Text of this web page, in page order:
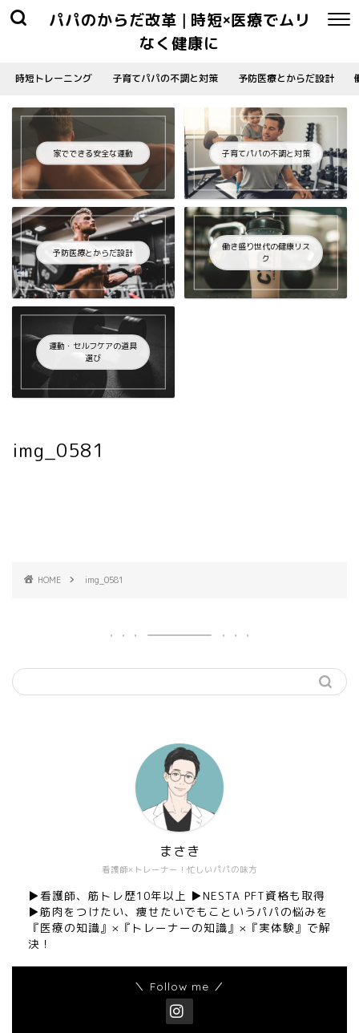
パパのからだ改革 | 時短×医療でムリ
なく健康に
時短トレーニング 子育てパパの不調と対策 予防医療とからだ設計
家でできる安全な運動 子育てパパの不調と対策
予防医療とからだ設計
働き盛り世代の健康リス
ク
運動・セルフケアの道具
選び
img_0581
HOME img_0581
看護師×トレーナー！忙しいパパの味方
まさき
▶︎看護師、筋トレ歴10年以上 ▶︎NESTA PFT資格も取得
▶︎筋肉をつけたい、痩せたいでもこというパパの悩みを
『医療の知識』×『トレーナーの知識』×『実体験』で解
決！
＼ Follow me ／